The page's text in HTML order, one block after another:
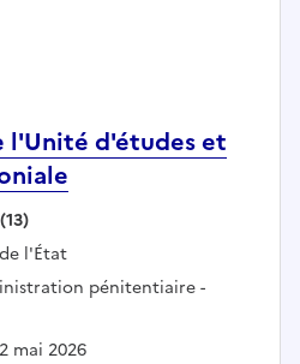
l'Unité d'études et
(13)
l'État
pénitentiaire -
mai 2026